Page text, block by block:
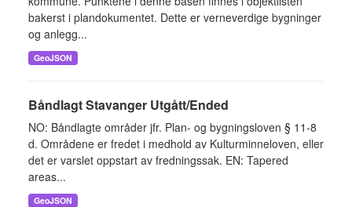
bakerst i plandokumentet. Dette er verneverdige bygninger
og anlegg...
GeoJSON
Båndlagt Stavanger Utgått/Ended
NO: Båndlagte områder jfr. Plan- og bygningsloven § 11-8
d. Områdene er fredet i medhold av Kulturminneloven, eller
det er varslet oppstart av fredningssak. EN: Tapered
areas...
GeoJSON